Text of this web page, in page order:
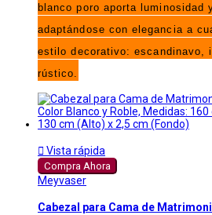
blanco poro aporta luminosidad
adaptándose con elegancia a
estilo decorativo: escandinavo,
rústico.
 Vista rápida
Compra Ahora
Meyvaser
Cabezal para Cama de